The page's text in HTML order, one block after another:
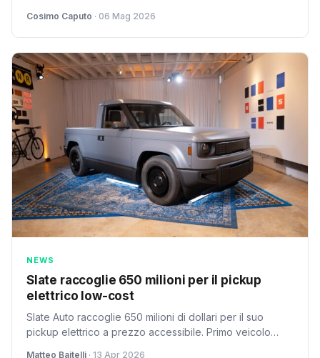
Cosimo Caputo.
Cosimo Caputo · 06 Mag 2026
NEWS
Slate raccoglie 650 milioni per il pickup
elettrico low-cost
Slate Auto raccoglie 650 milioni di dollari per il suo
pickup elettrico a prezzo accessibile. Primo veicolo
Matteo Baitelli · 13 Apr 2026